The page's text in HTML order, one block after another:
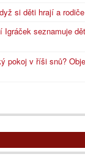
si děti hrají a
Igráček seznamuje
pokoj v říši snů?